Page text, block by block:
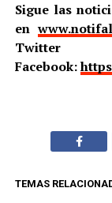
Sigue las
en
Twitter
Facebook:
TEMAS